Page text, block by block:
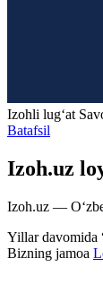
Izohli lugʻat
Batafsil
Izoh.uz
Izoh.uz —
Yillar davomida
Bizning jamoa